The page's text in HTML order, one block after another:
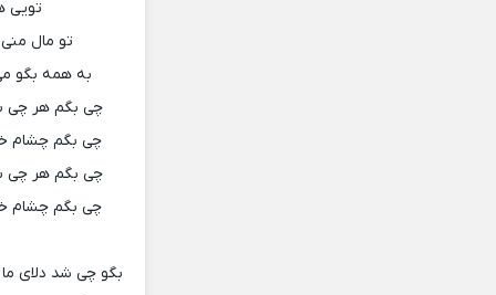
تویی
تو مال
به همه بگو
چی بگم هر چی
چی بگم چشام
چی بگم هر چی
چی بگم چشام
بگو چی شد دلای